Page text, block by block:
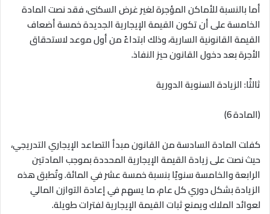
أما بالنسبة للأماكن المؤجرة لغير غرض السكنى، فقد نصت المادة
الخامسة على أن تكون القيمة الإيجارية الجديدة خمسة أضعاف
القيمة القانونية السارية، وذلك ابتداءً من أول موعد لاستحقاق
الأجرة بعد دخول القانون حيز النفاذ.
ثالثًا: الزيادة السنوية الدورية
(المادة 6)
كفلت المادة السادسة من القانون مبدأ التصاعد الإيجاري التدريجي،
حيث نصت على زيادة القيمة الإيجارية المحددة بموجب المادتين
الرابعة والخامسة سنويًا بنسبة خمسة عشر في المائة. وتُطبق هذه
الزيادة بشكل دوري كل عام، ما يسهم في إعادة التوازن المالي
لعوائد الملاك ويمنع ثبات القيمة الإيجارية لفترات طويلة.